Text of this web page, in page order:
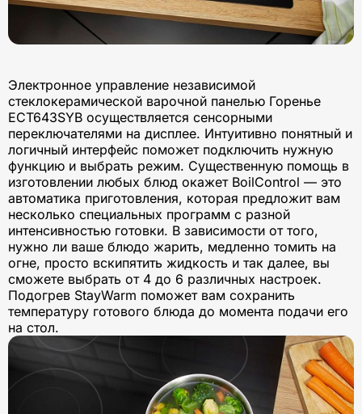
Электронное управление независимой
стеклокерамической варочной панелью Горенье
ECT643SYB осуществляется сенсорными
переключателями на дисплее. Интуитивно понятный и
логичный интерфейс поможет подключить нужную
функцию и выбрать режим. Существенную помощь в
изготовлении любых блюд окажет BoilControl — это
автоматика приготовления, которая предложит вам
несколько специальных программ с разной
интенсивностью готовки. В зависимости от того,
нужно ли ваше блюдо жарить, медленно томить на
огне, просто вскипятить жидкость и так далее, вы
сможете выбрать от 4 до 6 различных настроек.
Подогрев StayWarm поможет вам сохранить
температуру готового блюда до момента подачи его
на стол.